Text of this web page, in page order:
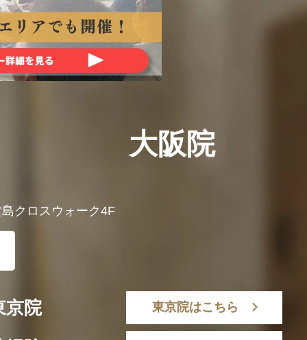
大阪院
クロスウォーク4F
京院 東京院はこちら